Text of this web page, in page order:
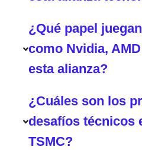
¿Qué papel
como Nvidia,
esta alianza?
¿Cuáles son los
desafíos técnicos
TSMC?